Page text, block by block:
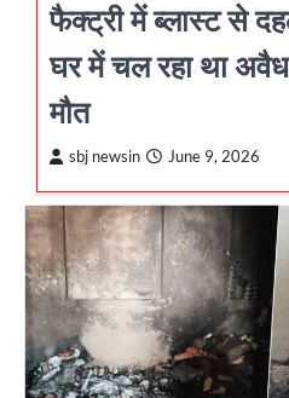
फैक्ट्री में ब्लास्ट से
घर में चल रहा था
मौत
sbj newsin June 9, 2026